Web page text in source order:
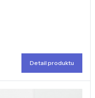
Detail produktu